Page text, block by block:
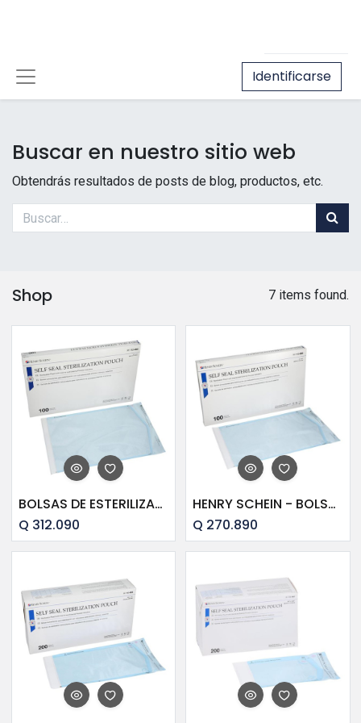
Identificarse
Buscar en nuestro sitio web
Obtendrás resultados de posts de blog, productos, etc.
Shop 7 items found.
BOLSAS DE ESTERILIZAR SCHH 10 1/2 " X 17 "(100)
Q 312.090
HENRY SCHEIN - BOLSAS DE ESTERILIZACIÓN 9"X15" (100)
Q 270.890